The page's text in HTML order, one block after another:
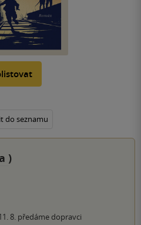
do seznamu
)
8. předáme dopravci